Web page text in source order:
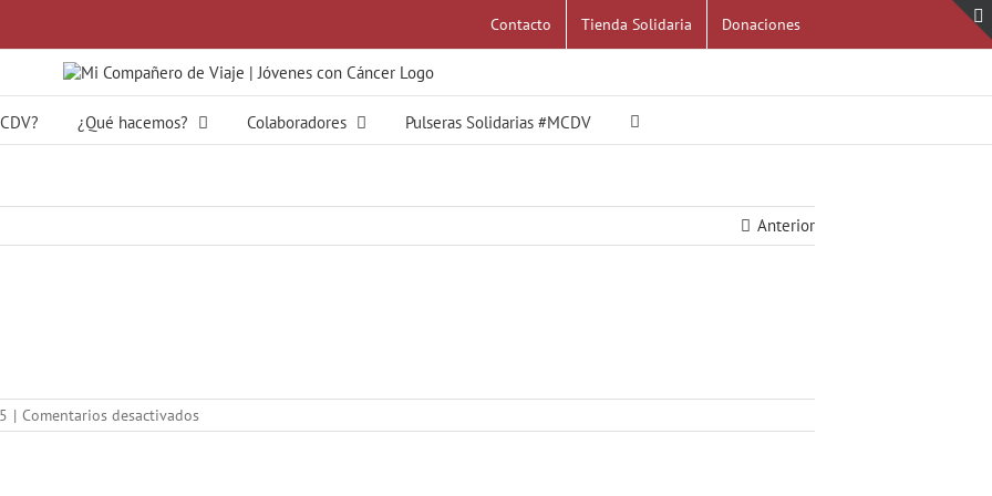
Contacto Tienda Solidaria Donaciones
¿Qué hacemos? Colaboradores Pulseras Solidarias #MCDV
Anterior
| Comentarios desactivadosen
Sudadera